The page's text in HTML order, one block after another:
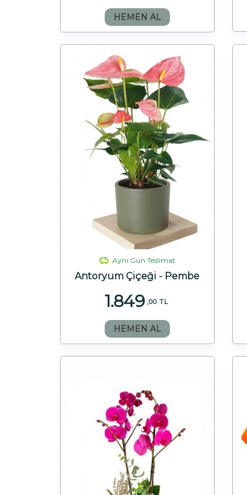
HEMEN AL
Aynı Gün Teslimat
Antoryum Çiçeği - Pembe
1.849 ,00 TL
HEMEN AL